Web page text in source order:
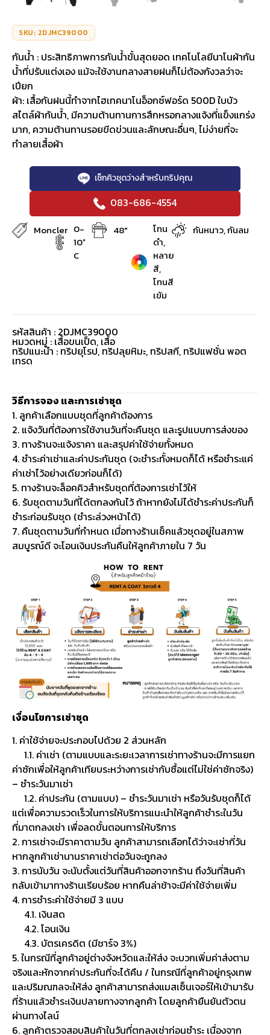
SKU: 2DJMC39000
กันน้ำ : ประสิทธิภาพการกันน้ำขั้นสุดยอด เทคโนโลยีนาโนผ้ากัน
น้ำที่ปรับแต่งเอง แม้จะใช้งานกลางสายฝนก็ไม่ต้องกังวลว่าจะ
เปียก
ผ้า: เสื้อกันฝนนี้ทำจากไฮเทคนาโนอ็อกซ์ฟอร์ด 500D ใบบัว
สไตล์ผ้ากันน้ำ, มีความต้านทานการสึกหรอกลางแจ้งที่แข็งแกร่ง
มาก, ความต้านทานรอยขีดข่วนและลักษณะอื่นๆ, ไม่ง่ายที่จะ
ทำลายเสื้อผ้า
เช็กคิวชุดว่างสำหรับทริปคุณ
083-686-4554
Moncler 0-
10°
C
48"
โทน
ดำ,
หลาย
สี,
โทนสี
เข้ม
กันหนาว, กันลม
รหัสสินค้า : 2DJMC39000
หมวดหมู่ : เสื้อขนเป็ด, เสื้อ
ทริปแนะนำ : ทริปยุโรป, ทริปลุยหิมะ, ทริปสกี, ทริปแฟชั่น พอต
เทรด
วิธีการจอง และการเช่าชุด
1. ลูกค้าเลือกแบบชุดที่ลูกค้าต้องการ
2. แจ้งวันที่ต้องการใช้งานวันที่จะคืนชุด และรูปแบบการส่งของ
3. ทางร้านจะแจ้งราคา และสรุปค่าใช้จ่ายทั้งหมด
4. ชำระค่าเช่าและค่าประกันชุด (จะชำระทั้งหมดก็ได้ หรือชำระแค่
ค่าเช่าไว้อย่างเดียวก่อนก็ได้)
5. ทางร้านจะล็อคคิวสำหรับชุดที่ต้องการเช่าไว้ให้
6. รับชุดตามวันที่ได้ตกลงกันไว้ ถ้าหากยังไม่ได้ชำระค่าประกันก็
ชำระก่อนรับชุด (ชำระล่วงหน้าได้)
7. คืนชุดตามวันที่กำหนด เมื่อทางร้านเช็คแล้วชุดอยู่ในสภาพ
สมบูรณ์ดี จะโอนเงินประกันคืนให้ลูกค้าภายใน 7 วัน
เงื่อนไขการเช่าชุด
1. ค่าใช้จ่ายจะประกอบไปด้วย 2 ส่วนหลัก
1.1. ค่าเช่า (ตามแบบและระยะเวลาการเช่าทางร้านจะมีการแยก
ค่าซักเพื่อให้ลูกค้าเทียบระหว่างการเช่ากับซื้อแต่ไม่ใช่ค่าซักจริง)
– ชำระวันมาเช่า
1.2. ค่าประกัน (ตามแบบ) – ชำระวันมาเช่า หรือวันรับชุดก็ได้
แต่เพื่อความรวดเร็วในการให้บริการแนะนำให้ลูกค้าชำระในวัน
ที่มาตกลงเช่า เพื่อลดขั้นตอนการให้บริการ
2. การเช่าจะมีราคาตามวัน ลูกค้าสามารถเลือกได้ว่าจะเช่ากี่วัน
หากลูกค้าเช่านานราคาเช่าต่อวันจะถูกลง
3. การนับวัน จะนับตั้งแต่วันที่สินค้าออกจากร้าน ถึงวันที่สินค้า
กลับเข้ามาทางร้านเรียบร้อย หากคืนล่าช้าจะมีค่าใช้จ่ายเพิ่ม
4. การชำระค่าใช้จ่ายมี 3 แบบ
4.1. เงินสด
4.2. โอนเงิน
4.3. บัตรเครดิต (มีชาร์จ 3%)
5. ในกรณีที่ลูกค้าอยู่ต่างจังหวัดและให้ส่ง จะบวกเพิ่มค่าส่งตาม
จริงและหักจากค่าประกันที่จะได้คืน / ในกรณีที่ลูกค้าอยู่กรุงเทพ
และปริมณฑลจะให้ส่ง ลูกค้าสามารถส่งแมสเซ็นเจอร์ให้เข้ามารับ
ที่ร้านแล้วชำระเงินปลายทางจากลูกค้า โดยลูกค้ายืนยันตัวตน
ผ่านทางไลน์
6. ลูกค้าตรวจสอบสินค้าในวันที่ตกลงเช่าก่อนชำระ เนื่องจาก